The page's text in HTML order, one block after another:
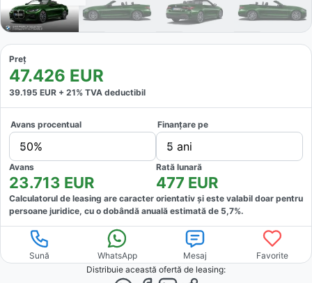
Preț
47.426 EUR
39.195 EUR + 21% TVA deductibil
Avans procentual
50%
Finanțare pe
5 ani
Avans
23.713 EUR
Rată lunară
477 EUR
Calculatorul de leasing are caracter orientativ și este valabil doar pentru
persoane juridice, cu o dobândă anuală estimată de 5,7%.
Sună WhatsApp Mesaj
Favorite
Distribuie această ofertă de leasing: